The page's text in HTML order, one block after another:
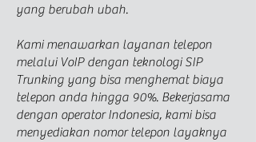
yang berubah ubah.
Kami menawarkan layanan telepon
melalui VoIP dengan teknologi SIP
Trunking yang bisa menghemat biaya
telepon anda hingga 90%. Bekerjasama
dengan operator Indonesia, kami bisa
menyediakan nomor telepon layaknya